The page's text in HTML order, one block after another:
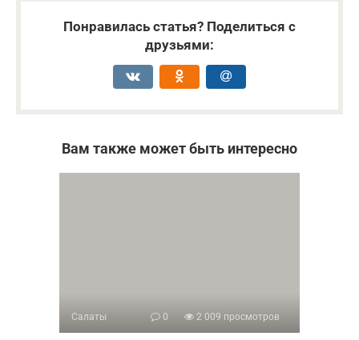
Понравилась статья? Поделиться с
друзьями:
Вам также может быть интересно
Салаты 0 2 009 просмотров